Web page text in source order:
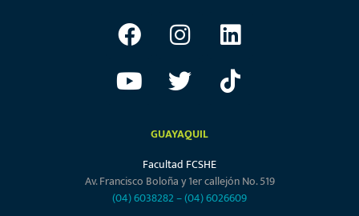
GUAYAQUIL
Facultad FCSHE
Av. Francisco Boloña y 1er callejón No. 519
(04) 6038282–(04) 6026609